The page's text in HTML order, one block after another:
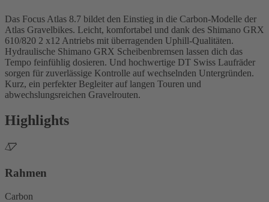
Das Focus Atlas 8.7 bildet den Einstieg in die Carbon-Modelle der
Atlas Gravelbikes. Leicht, komfortabel und dank des Shimano GRX
610/820 2 x12 Antriebs mit überragenden Uphill-Qualitäten.
Hydraulische Shimano GRX Scheibenbremsen lassen dich das
Tempo feinfühlig dosieren. Und hochwertige DT Swiss Laufräder
sorgen für zuverlässige Kontrolle auf wechselnden Untergründen.
Kurz, ein perfekter Begleiter auf langen Touren und
abwechslungsreichen Gravelrouten.
Highlights
Rahmen
Carbon